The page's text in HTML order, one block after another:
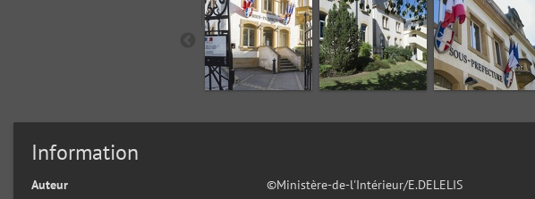
Information
Auteur
©Ministère-de-l'Intérieur/E.DELELIS